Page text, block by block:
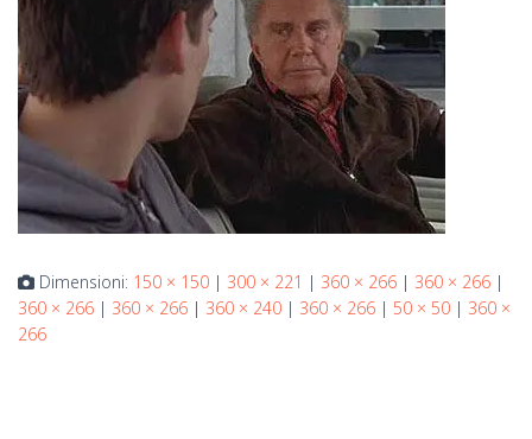
Dimensioni: 150 × 150 | 300 × 221 | 360 × 266 | 360 × 266 |
360 × 266 | 360 × 266 | 360 × 240 | 360 × 266 | 50 × 50 | 360 ×
266